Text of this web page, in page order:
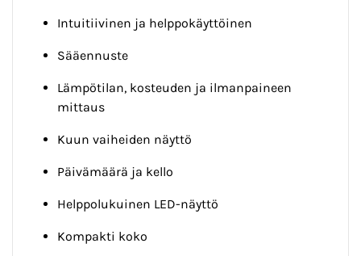
Intuitiivinen ja helppokäyttöinen
Sääennuste
Lämpötilan, kosteuden ja ilmanpaineen
mittaus
Kuun vaiheiden näyttö
Päivämäärä ja kello
Helppolukuinen LED-näyttö
Kompakti koko